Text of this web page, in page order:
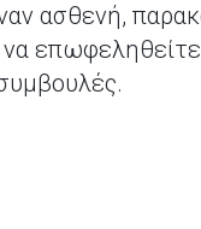
ασθενή,
να